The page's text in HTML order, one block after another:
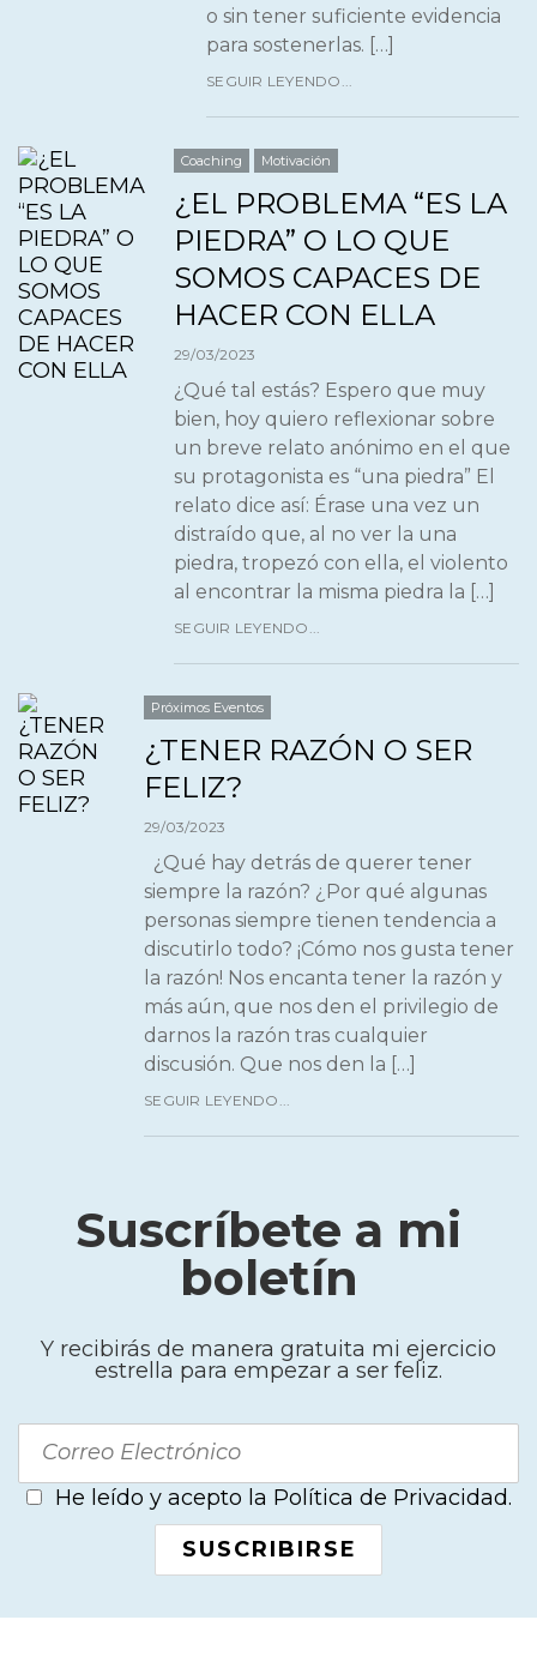
o sin tener suficiente evidencia
para sostenerlas. […]
SEGUIR LEYENDO...
Coaching Motivación
¿EL PROBLEMA “ES LA
PIEDRA” O LO QUE
SOMOS CAPACES DE
HACER CON ELLA
29/03/2023
¿Qué tal estás? Espero que muy
bien, hoy quiero reflexionar sobre
un breve relato anónimo en el que
su protagonista es “una piedra” El
relato dice así: Érase una vez un
distraído que, al no ver la una
piedra, tropezó con ella, el violento
al encontrar la misma piedra la […]
SEGUIR LEYENDO...
Próximos Eventos
¿TENER RAZÓN O SER
FELIZ?
29/03/2023
¿Qué hay detrás de querer tener
siempre la razón? ¿Por qué algunas
personas siempre tienen tendencia a
discutirlo todo? ¡Cómo nos gusta tener
la razón! Nos encanta tener la razón y
más aún, que nos den el privilegio de
darnos la razón tras cualquier
discusión. Que nos den la […]
SEGUIR LEYENDO...
Suscríbete a mi
boletín
Y recibirás de manera gratuita mi ejercicio
estrella para empezar a ser feliz.
He leído y acepto la Política de Privacidad.